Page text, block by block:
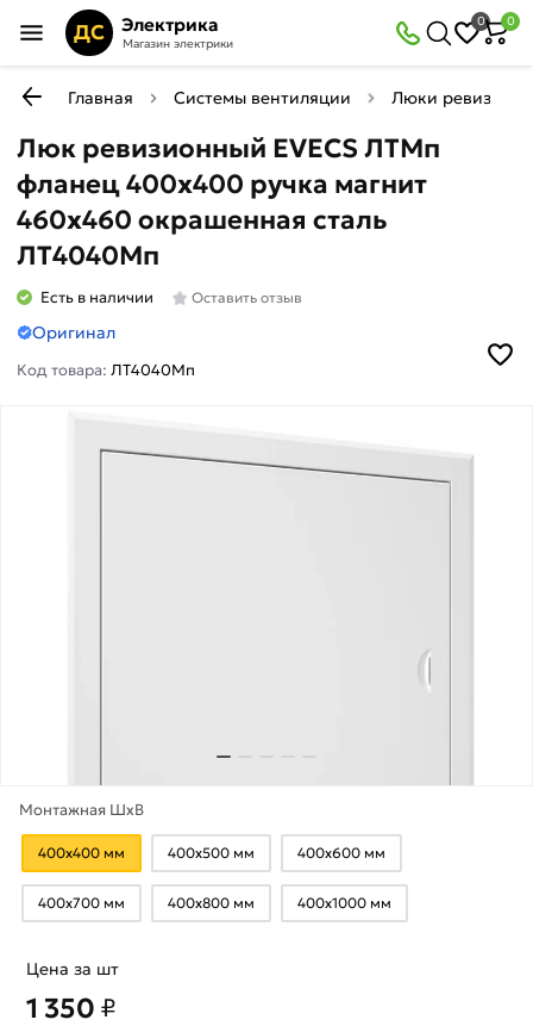
ДС Электрика
Магазин электрики
0 0
Главная Системы вентиляции Люки
Люк ревизионный EVECS ЛТМп
фланец 400x400 ручка магнит
460x460 окрашенная сталь
ЛТ4040Мп
Есть в наличии Оставить отзыв
Оригинал
Код товара:ЛТ4040Мп
Монтажная ШхВ
400х400 мм 400х500 мм 400х600 мм
400х700 мм 400х800 мм 400х1000 мм
Цена за шт
1 350 ₽